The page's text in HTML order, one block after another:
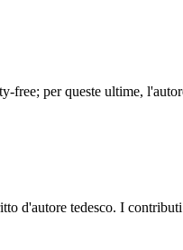
per queste ultime,
d'autore tedesco. I